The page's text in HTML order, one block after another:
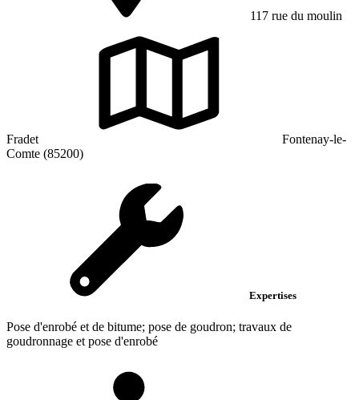
117 rue du moulin
Fradet
Fontenay-le-
Comte (85200)
Expertises
Pose d'enrobé et de bitume; pose de goudron; travaux de
goudronnage et pose d'enrobé